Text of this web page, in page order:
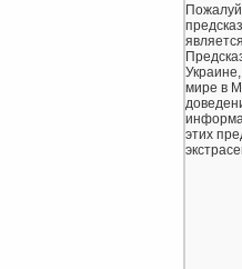
мире в
этих